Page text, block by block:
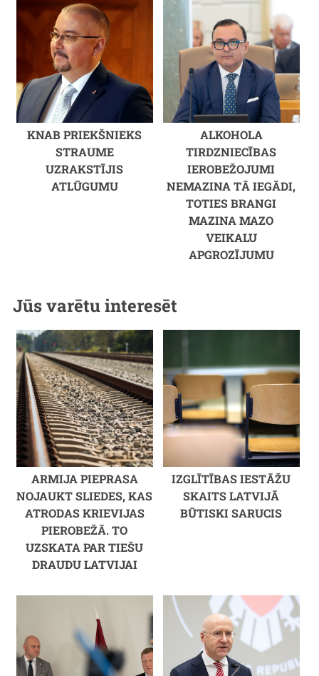
KNAB PRIEKŠNIEKS
STRAUME
UZRAKSTĪJIS
ATLŪGUMU
ALKOHOLA
TIRDZNIECĪBAS
IEROBEŽOJUMI
NEMAZINA TĀ IEGĀDI,
TOTIES BRANGI
MAZINA MAZO
VEIKALU
APGROZĪJUMU
Jūs varētu interesēt
ARMIJA PIEPRASA
NOJAUKT SLIEDES, KAS
ATRODAS KRIEVIJAS
PIEROBEŽĀ. TO
UZSKATA PAR TIEŠU
DRAUDU LATVIJAI
IZGLĪTĪBAS IESTĀŽU
SKAITS LATVIJĀ
BŪTISKI SARUCIS